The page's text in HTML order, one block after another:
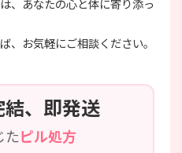
、お気軽にご相談ください。
、即発送
たピル処方